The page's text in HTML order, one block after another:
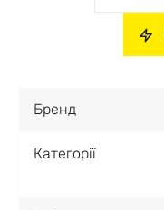
Бренд
Категорії